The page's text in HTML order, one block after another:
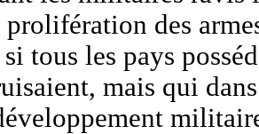
prolifération des
tous les pays
mais qui